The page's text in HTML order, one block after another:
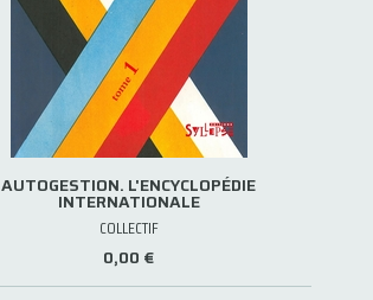
AUTOGESTION. L'ENCYCLOPÉDIE
INTERNATIONALE
COLLECTIF
0,00 €